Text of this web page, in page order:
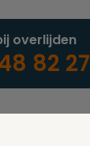
overlijden
82 27